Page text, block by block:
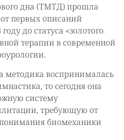
дна (ТМТД) прошла
первых описаний
до статуса «золотого
терапии в современной
методика воспринималась
то сегодня она
систему
требующую от
биомеханики